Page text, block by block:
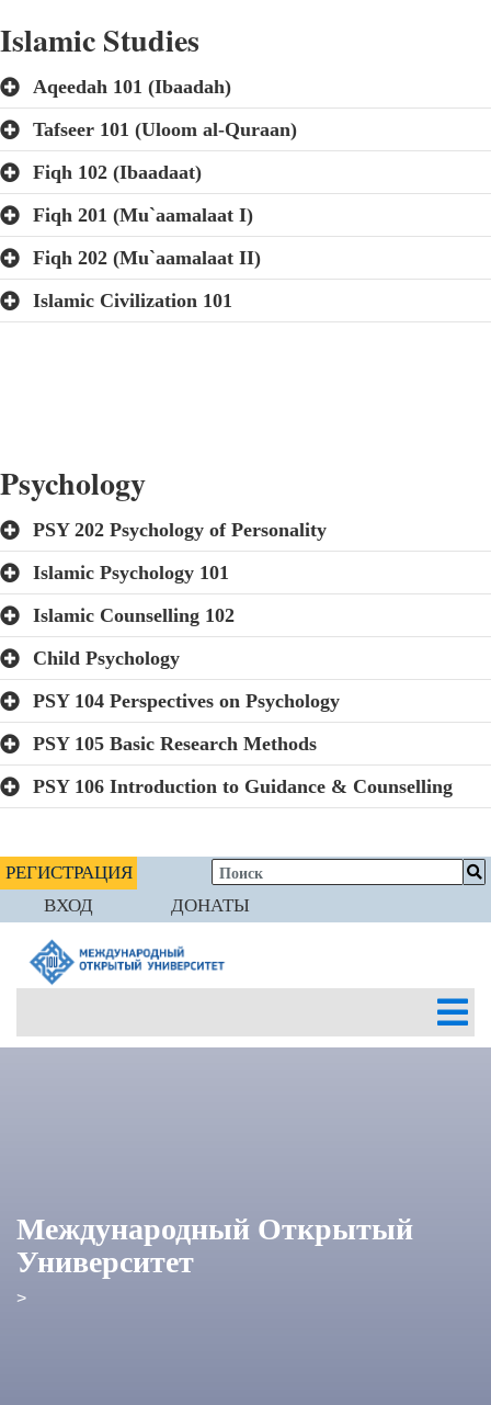
Islamic Studies
Aqeedah 101 (Ibaadah)
Tafseer 101 (Uloom al-Quraan)
Fiqh 102 (Ibaadaat)
Fiqh 201 (Mu`aamalaat I)
Fiqh 202 (Mu`aamalaat II)
Islamic Civilization 101
Psychology
PSY 202 Psychology of Personality
Islamic Psychology 101
Islamic Counselling 102
Child Psychology
PSY 104 Perspectives on Psychology
PSY 105 Basic Research Methods
PSY 106 Introduction to Guidance & Counselling
РЕГИСТРАЦИЯ
ВХОД
ДОНАТЫ
Международный Открытый
Университет
>